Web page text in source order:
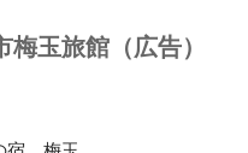
梅玉旅館（広告）